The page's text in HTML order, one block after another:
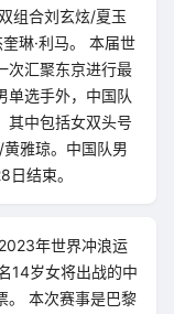
组合刘玄炫/夏玉
琳·利马。 本届世
次汇聚东京进行最
单选手外，中国队
其中包括女双头号
雅琼。中国队男
结束。
年世界冲浪运
14岁女将出战的中
。 本次赛事是巴黎